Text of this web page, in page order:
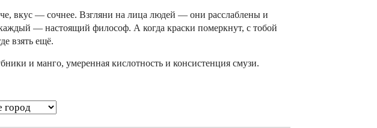
вкус — сочнее. Взгляни на лица людей — они расслаблены и
— настоящий философ. А когда краски померкнут, с тобой
взять ещё.
и манго, умеренная кислотность и консистенция смузи.